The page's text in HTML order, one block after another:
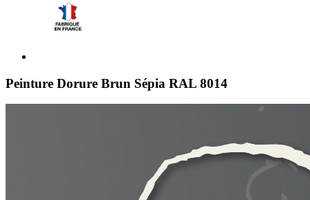
Peinture Dorure Brun Sépia RAL 8014